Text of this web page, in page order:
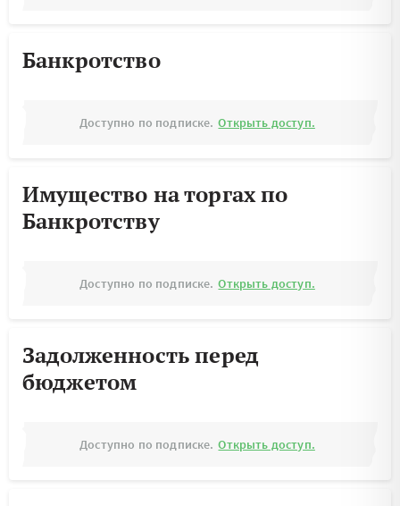
Банкротство
Доступно по подписке. Открыть доступ.
Имущество на торгах по
Банкротству
Доступно по подписке. Открыть доступ.
Задолженность перед
бюджетом
Доступно по подписке. Открыть доступ.